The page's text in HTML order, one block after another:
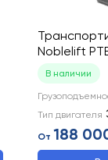
Noblelift
В наличии
Тип двигателя
От 188